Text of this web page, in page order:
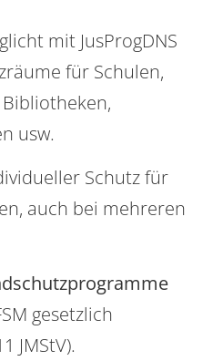
mit JusProgDNS
für Schulen,
usw.
Schutz für
auch bei mehreren
gesetzlich
JMStV).